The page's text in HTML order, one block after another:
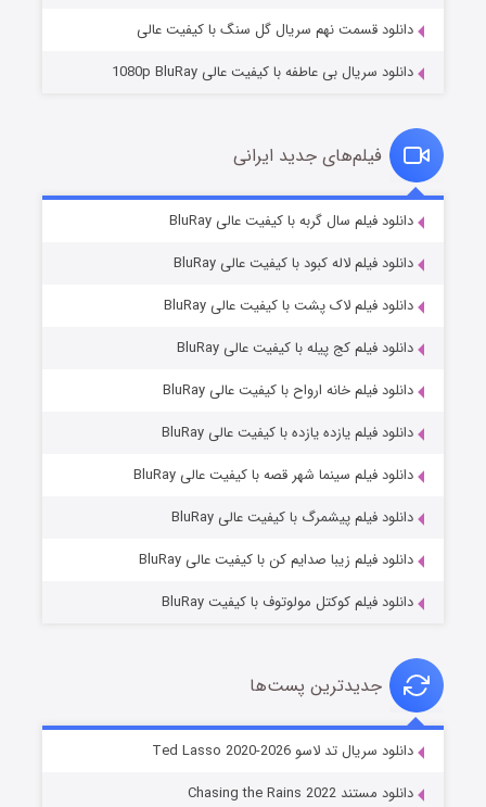
قسمت۷ (زیرنویس) منتشر شد
خاندان اژدها فصل ۳
دانلود قسمت نهم سریال گل سنگ با کیفیت عالی
دانلود سریال بی عاطفه با کیفیت عالی 1080p BluRay
فیلم‌های جدید ایرانی
دانلود فیلم سال گربه با کیفیت عالی BluRay
دانلود فیلم لاله کبود با کیفیت عالی BluRay
دانلود فیلم لاک پشت با کیفیت عالی BluRay
دانلود فیلم کج‌ پیله با کیفیت عالی BluRay
دانلود فیلم خانه ارواح با کیفیت عالی BluRay
دانلود فیلم یازده یازده با کیفیت عالی BluRay
دانلود فیلم سینما شهر قصه با کیفیت عالی BluRay
دانلود فیلم پیشمرگ با کیفیت عالی BluRay
دانلود فیلم زیبا صدایم کن با کیفیت عالی BluRay
دانلود فیلم کوکتل مولوتوف با کیفیت BluRay
جدیدترین پست‌ها
دانلود سریال تد لاسو Ted Lasso 2020-2026
دانلود مستند Chasing the Rains 2022